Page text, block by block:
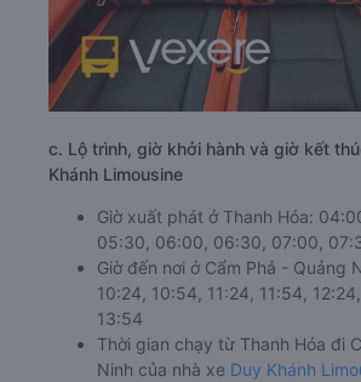
c. Lộ trình, giờ khởi hành và giờ kết
Khánh Limousine
Giờ xuất phát ở Thanh Hóa:
05:30, 06:00, 06:30, 07:00,
Giờ đến nơi ở Cẩm Phả - Quảng
10:24, 10:54, 11:24, 11:54,
13:54
Thời gian chạy từ Thanh Hóa đi
Ninh của nhà xe Duy Khánh